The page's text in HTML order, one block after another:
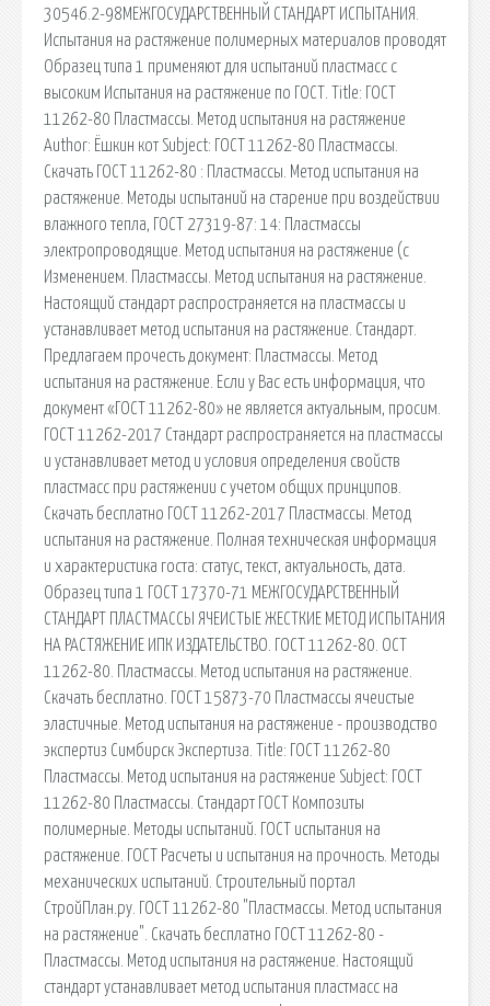
30546.2-98МЕЖГОСУДАРСТВЕННЫЙ СТАНДАРТ ИСПЫТАНИЯ.
Испытания на растяжение полимерных материалов проводят
Образец типа 1 применяют для испытаний пластмасс с
высоким Испытания на растяжение по ГОСТ. Title: ГОСТ
11262-80 Пластмассы. Метод испытания на растяжение
Author: Ёшкин кот Subject: ГОСТ 11262-80 Пластмассы.
Скачать ГОСТ 11262-80 : Пластмассы. Метод испытания на
растяжение. Методы испытаний на старение при воздействии
влажного тепла, ГОСТ 27319-87: 14: Пластмассы
электропроводящие. Метод испытания на растяжение (с
Изменением. Пластмассы. Метод испытания на растяжение.
Настоящий стандарт распространяется на пластмассы и
устанавливает метод испытания на растяжение. Стандарт.
Предлагаем прочесть документ: Пластмассы. Метод
испытания на растяжение. Если у Вас есть информация, что
документ «ГОСТ 11262-80» не является актуальным, просим.
ГОСТ 11262-2017 Стандарт распространяется на пластмассы
и устанавливает метод и условия определения свойств
пластмасс при растяжении с учетом общих принципов.
Скачать бесплатно ГОСТ 11262-2017 Пластмассы. Метод
испытания на растяжение. Полная техническая информация
и характеристика госта: статус, текст, актуальность, дата.
Образец типа 1 ГОСТ 17370-71 МЕЖГОСУДАРСТВЕННЫЙ
СТАНДАРТ ПЛАСТМАССЫ ЯЧЕИСТЫЕ ЖЕСТКИЕ МЕТОД ИСПЫТАНИЯ
НА РАСТЯЖЕНИЕ ИПК ИЗДАТЕЛЬСТВО. ГОСТ 11262-80. ОСТ
11262-80. Пластмассы. Метод испытания на растяжение.
Скачать бесплатно. ГОСТ 15873-70 Пластмассы ячеистые
эластичные. Метод испытания на растяжение - производство
экспертиз Симбирск Экспертиза. Title: ГОСТ 11262-80
Пластмассы. Метод испытания на растяжение Subject: ГОСТ
11262-80 Пластмассы. Стандарт ГОСТ Композиты
полимерные. Методы испытаний. ГОСТ испытания на
растяжение. ГОСТ Расчеты и испытания на прочность. Методы
механических испытаний. Строительный портал
СтройПлан.ру. ГОСТ 11262-80 "Пластмассы. Метод испытания
на растяжение". Скачать бесплатно ГОСТ 11262-80 -
Пластмассы. Метод испытания на растяжение. Настоящий
стандарт устанавливает метод испытания пластмасс на